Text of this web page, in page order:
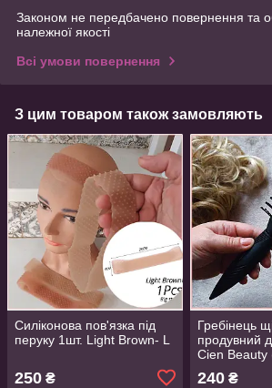
Законом не передбачено повернення та
належної якості
Всі умови повернення
З цим товаром також замовляють
Силіконова пов'язка під
перуку 1шт. Light Brown- L
250 ₴
Гребінець
продувний
Cien Beauty
240₴